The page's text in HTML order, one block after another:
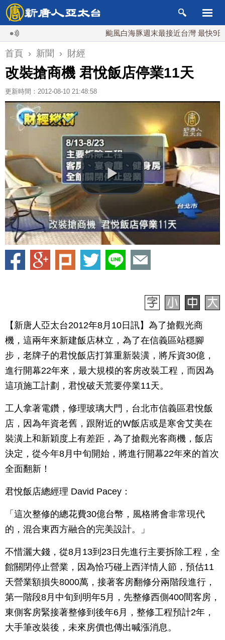
颱風白海豚週末最接近台灣 最快9日可能
首頁 › 新聞 › 財經
改裝搶商機 君悅飯店停業11天
更新時間：2012-08-10 21:48:58
【新唐人亞太台2012年8月10日訊】為了搶觀光商
機，這兩年來新建飯店林立，為了在信義區站穩腳
步，老牌子的君悅飯店打算重新裝潢，將斥資30億，
進行開幕22年來，最大規模的客房改裝工程，而因為
這項施工計劃，君悅破天荒要停業11天。
工人拿著電鑽，修理玻璃大門，台北市信義區君悅飯
店，因為年資老舊，跟附近的W飯店或是寒舍艾美在
裝潢上和新穎度上有差距，為了搶觀光客商機，飯店
決定，從今年8月中旬開始，將進行開幕22年來的首次
全面翻新！
君悅飯店總經理 David Pacey：
「這次整修的總花費30億台幣，風格將會非常現代
的，混合東西方融合的完美設計。」
不惜灑大錢，從8月13到23日先進行主要拆除工程，全
館關閉停止營業，因為恰巧碰上西洋情人節，預估11
天營業額損失8000萬，接著客房翻修分兩階段進行，
第一階段8月中旬到明年5月，先整修西側400間客房，
東側客房緊接著整修到後年6月，整修工程預計2年，
大手筆改裝後，未來房價也傳出喊漲消息。